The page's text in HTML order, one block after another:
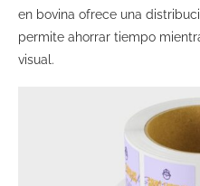
en bovina ofrece una
permite ahorrar tiempo
visual.